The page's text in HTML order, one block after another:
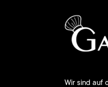
Wir sind auf